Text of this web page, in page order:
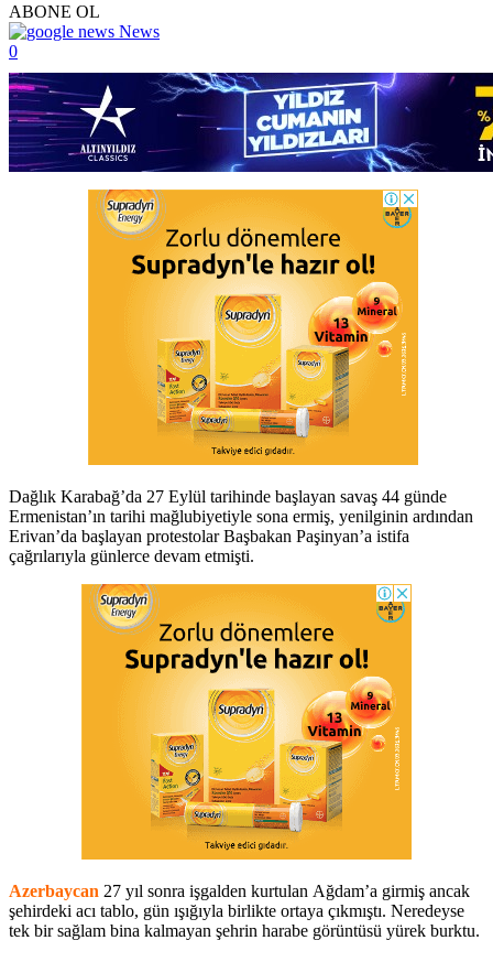
ABONE OL
News
0
Dağlık Karabağ’da 27 Eylül tarihinde başlayan savaş 44 günde
Ermenistan’ın tarihi mağlubiyetiyle sona ermiş, yenilginin ardından
Erivan’da başlayan protestolar Başbakan Paşinyan’a istifa
çağrılarıyla günlerce devam etmişti.
Azerbaycan 27 yıl sonra işgalden kurtulan Ağdam’a girmiş ancak
şehirdeki acı tablo, gün ışığıyla birlikte ortaya çıkmıştı. Neredeyse
tek bir sağlam bina kalmayan şehrin harabe görüntüsü yürek burktu.